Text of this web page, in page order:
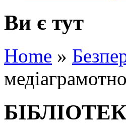
Ви є тут
Home »